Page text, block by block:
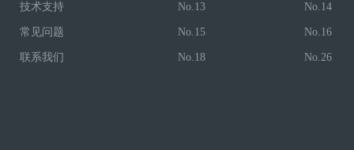
技术支持
常见问题
联系我们
No.13 No.14
No.15 No.16
No.18 No.26